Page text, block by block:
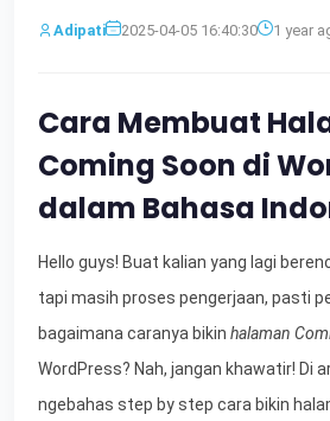
Adipati 2025-04-05 16:40:30 1 year
Cara Membuat
Coming Soon di
dalam Bahasa
Hello guys! Buat kalian yang lagi
tapi masih proses pengerjaan, pasti
bagaimana caranya bikin halaman
WordPress? Nah, jangan khawatir! Di
ngebahas step by step cara bikin